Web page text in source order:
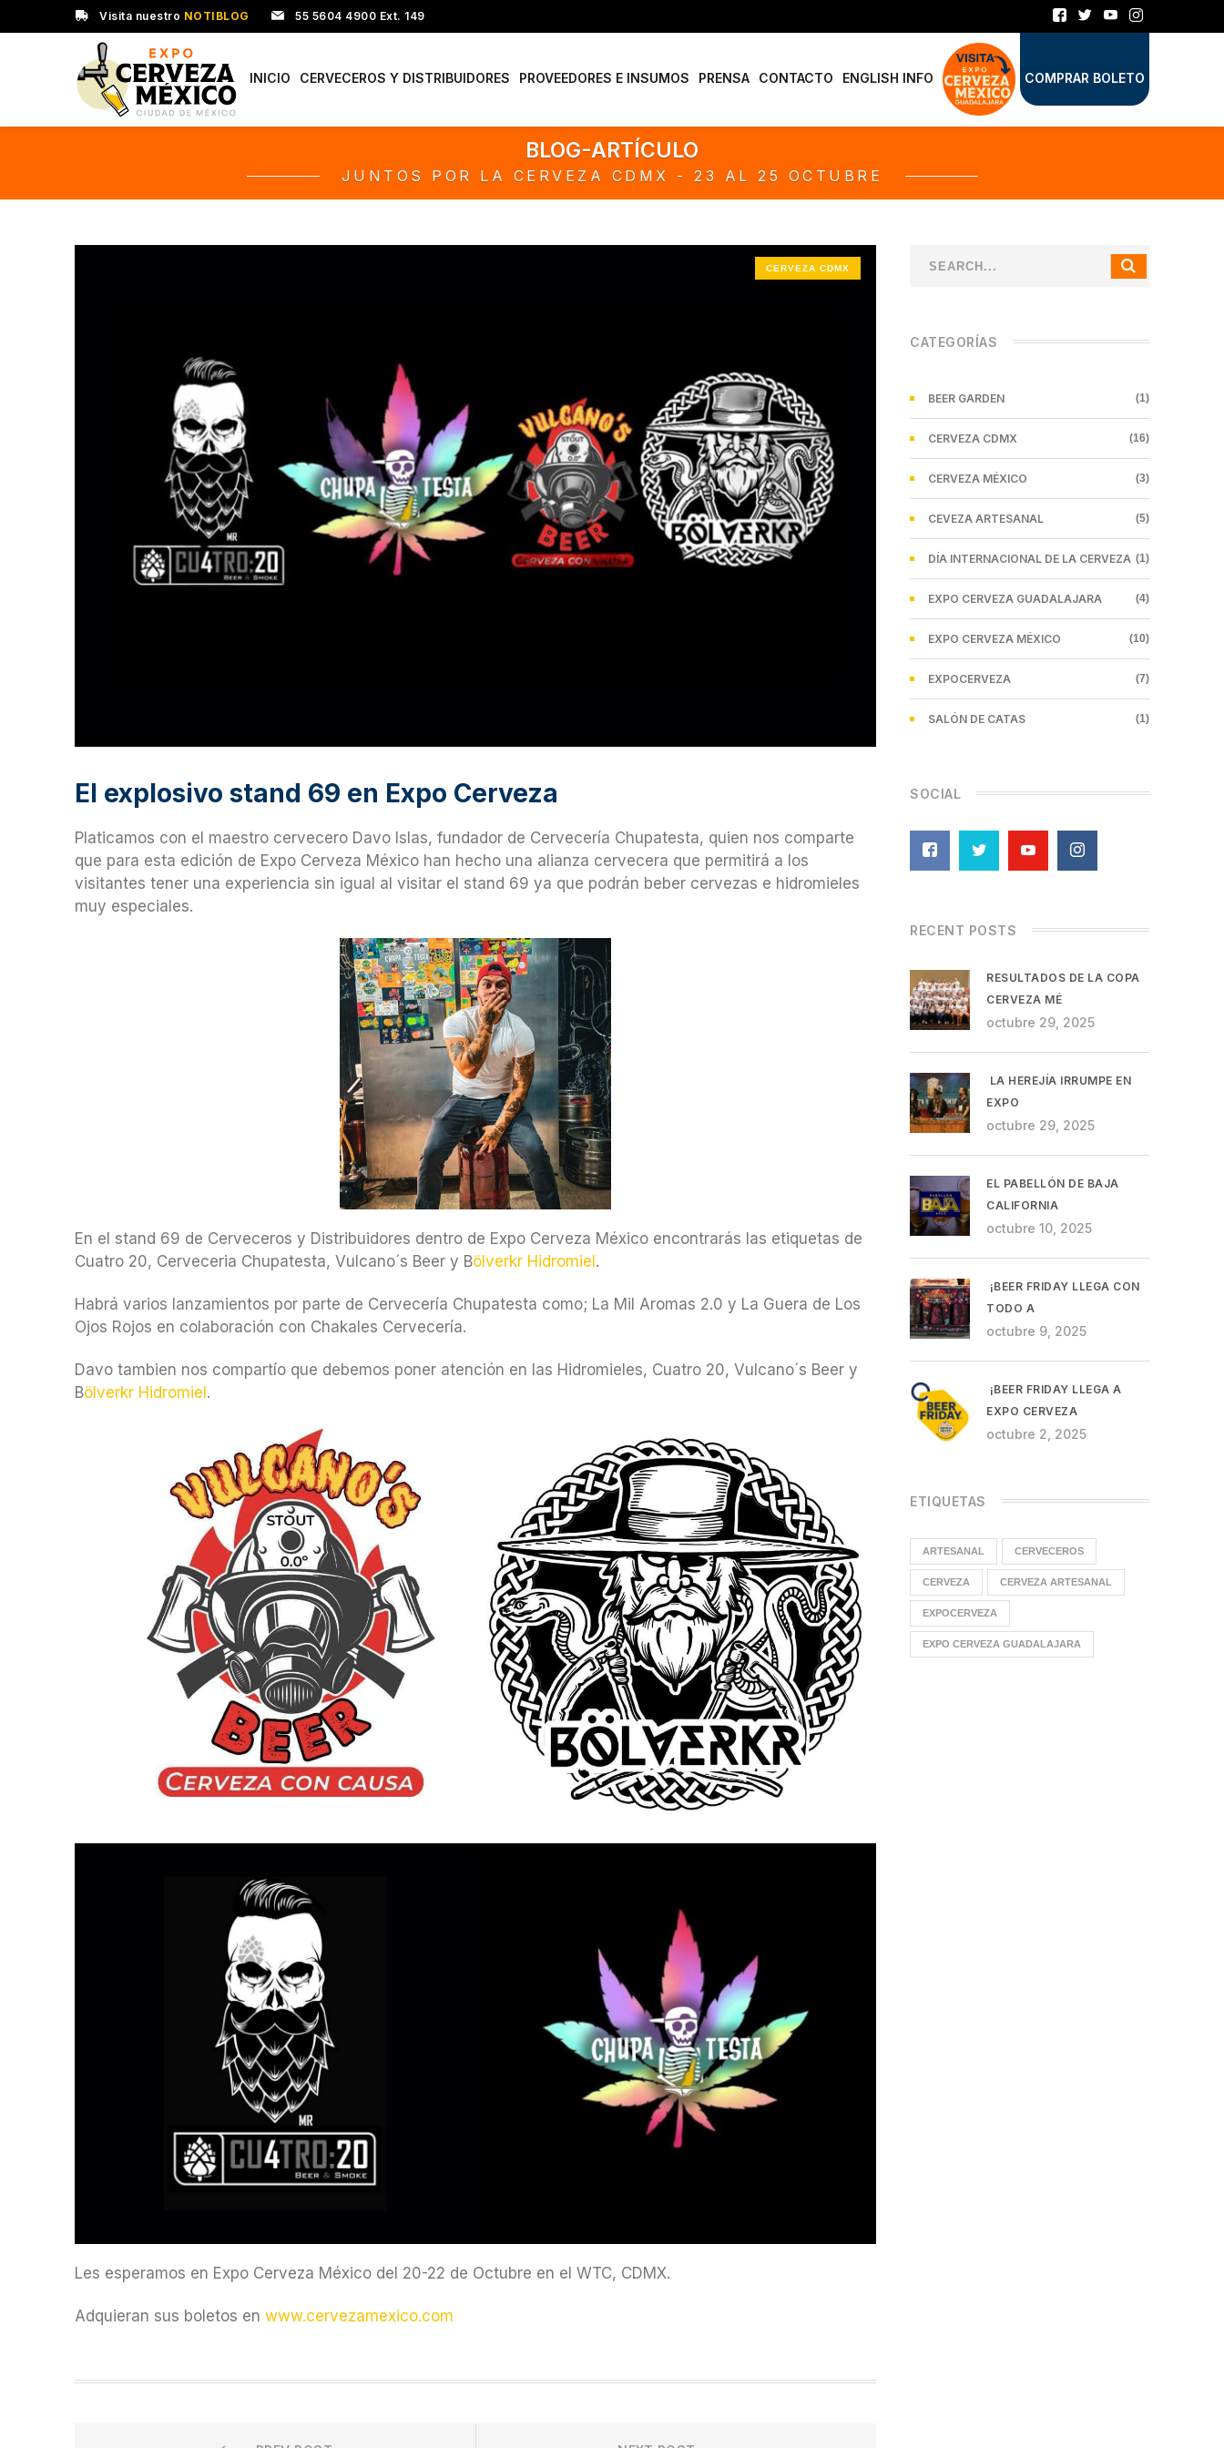
Visita nuestro NOTIBLOG 55 5604 4900 Ext. 149
INICIO CERVECEROS Y DISTRIBUIDORES PROVEEDORES E INSUMOS PRENSA CONTACTO ENGLISH INFO COMPRAR BOLETO
BLOG-ARTÍCULO
JUNTOS POR LA CERVEZA CDMX - 23 AL 25 OCTUBRE
CERVEZA CDMX
El explosivo stand 69 en Expo Cerveza
Platicamos con el maestro cervecero Davo Islas, fundador de Cervecería Chupatesta, quien nos comparte
que para esta edición de Expo Cerveza México han hecho una alianza cervecera que permitirá a los
visitantes tener una experiencia sin igual al visitar el stand 69 ya que podrán beber cervezas e hidromieles
muy especiales.
En el stand 69 de Cerveceros y Distribuidores dentro de Expo Cerveza México encontrarás las etiquetas de
Cuatro 20, Cerveceria Chupatesta, Vulcano´s Beer y Bölverkr Hidromiel.
Habrá varios lanzamientos por parte de Cervecería Chupatesta como; La Mil Aromas 2.0 y La Guera de Los
Ojos Rojos en colaboración con Chakales Cervecería.
Davo tambien nos compartío que debemos poner atención en las Hidromieles, Cuatro 20, Vulcano´s Beer y
Bölverkr Hidromiel.
Les esperamos en Expo Cerveza México del 20-22 de Octubre en el WTC, CDMX.
Adquieran sus boletos en www.cervezamexico.com
CATEGORÍAS
BEER GARDEN (1)
CERVEZA CDMX (16)
CERVEZA MÉXICO (3)
CEVEZA ARTESANAL (5)
DÍA INTERNACIONAL DE LA CERVEZA (1)
EXPO CERVEZA GUADALAJARA (4)
EXPO CERVEZA MÉXICO (10)
EXPOCERVEZA (7)
SALÓN DE CATAS (1)
SOCIAL
RECENT POSTS
RESULTADOS DE LA COPA
CERVEZA MÉ
octubre 29, 2025
LA HEREJÍA IRRUMPE EN
EXPO
octubre 29, 2025
EL PABELLÓN DE BAJA
CALIFORNIA
octubre 10, 2025
¡BEER FRIDAY LLEGA CON
TODO A
octubre 9, 2025
¡BEER FRIDAY LLEGA A
EXPO CERVEZA
octubre 2, 2025
ETIQUETAS
ARTESANAL CERVECEROS
CERVEZA CERVEZA ARTESANAL
EXPOCERVEZA
EXPO CERVEZA GUADALAJARA